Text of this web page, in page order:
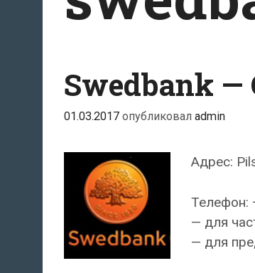
Swedbank
01.03.2017 опубликовал admin
Адрес:
Телефон:
— для
— для